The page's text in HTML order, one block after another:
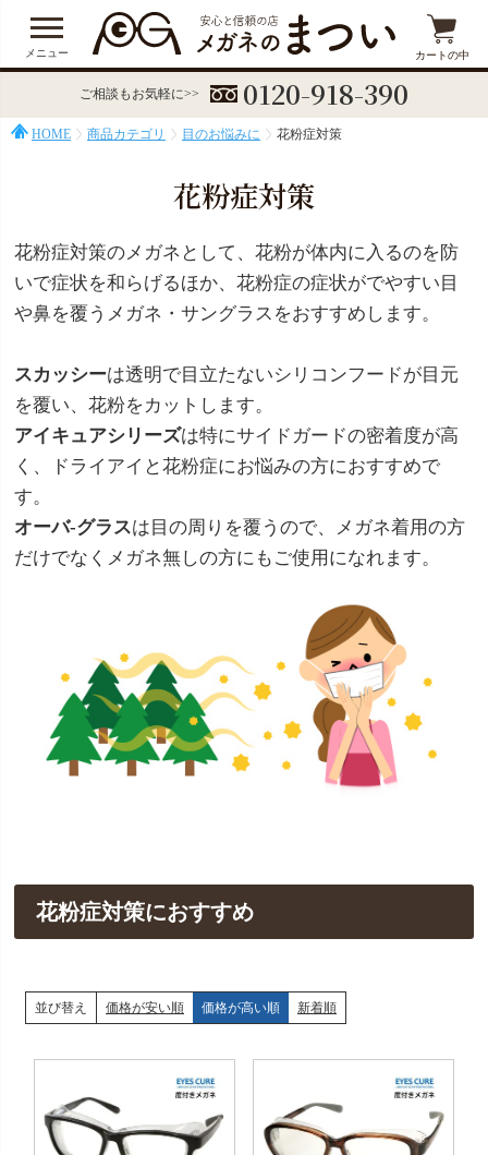
メニュー カートの中
ご相談もお気軽に>> 0120-918-390
HOME 商品カテゴリ 目のお悩みに 花粉症対策
花粉症対策
花粉症対策のメガネとして、花粉が体内に入るのを防
いで症状を和らげるほか、花粉症の症状がでやすい目
や鼻を覆うメガネ・サングラスをおすすめします。
スカッシーは透明で目立たないシリコンフードが目元
を覆い、花粉をカットします。
アイキュアシリーズは特にサイドガードの密着度が高
く、ドライアイと花粉症にお悩みの方におすすめで
す。
オーバ-グラスは目の周りを覆うので、メガネ着用の方
だけでなくメガネ無しの方にもご使用になれます。
花粉症対策におすすめ
並び替え 価格が安い順 価格が高い順 新着順